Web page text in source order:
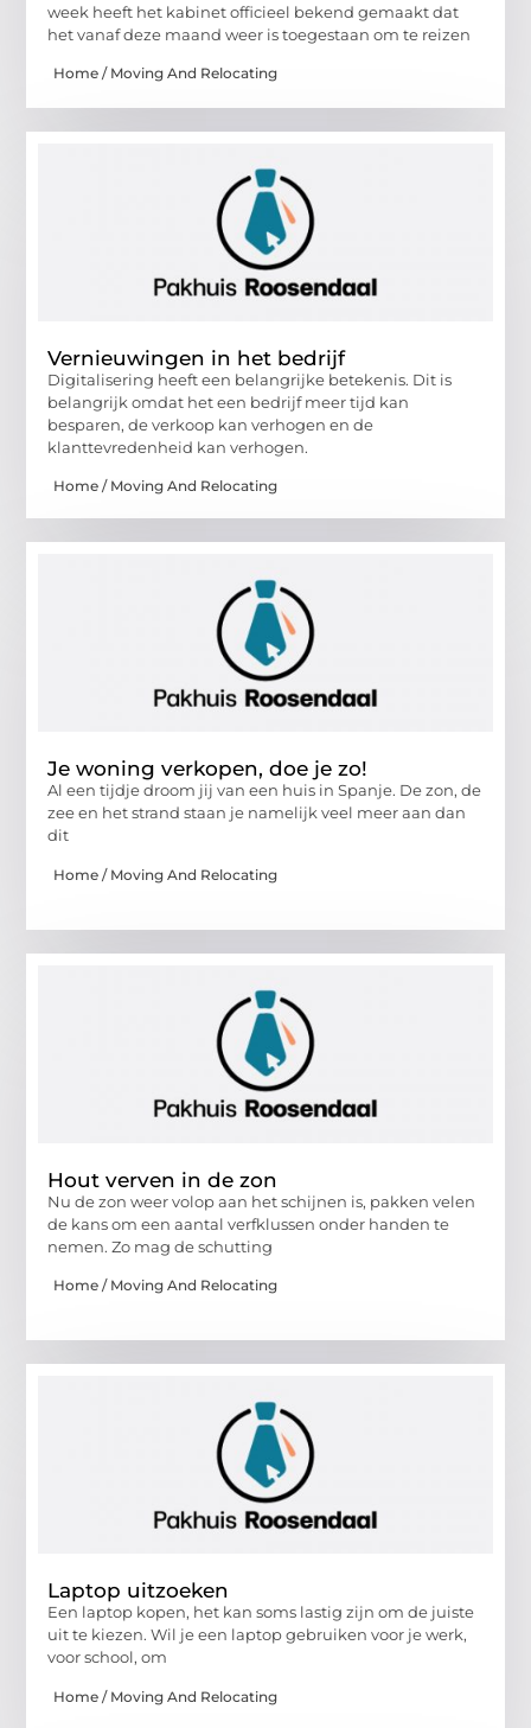
week heeft het kabinet officieel bekend gemaakt dat
het vanaf deze maand weer is toegestaan om te reizen
Home / Moving And Relocating
Vernieuwingen in het bedrijf
Digitalisering heeft een belangrijke betekenis. Dit is
belangrijk omdat het een bedrijf meer tijd kan
besparen, de verkoop kan verhogen en de
klanttevredenheid kan verhogen.
Home / Moving And Relocating
Je woning verkopen, doe je zo!
Al een tijdje droom jij van een huis in Spanje. De zon, de
zee en het strand staan je namelijk veel meer aan dan
dit
Home / Moving And Relocating
Hout verven in de zon
Nu de zon weer volop aan het schijnen is, pakken velen
de kans om een aantal verfklussen onder handen te
nemen. Zo mag de schutting
Home / Moving And Relocating
Laptop uitzoeken
Een laptop kopen, het kan soms lastig zijn om de juiste
uit te kiezen. Wil je een laptop gebruiken voor je werk,
voor school, om
Home / Moving And Relocating